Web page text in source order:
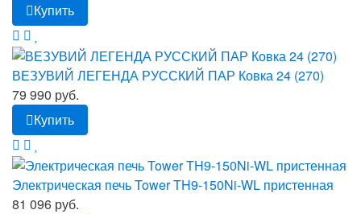
Купить
ВЕЗУВИЙ ЛЕГЕНДА РУССКИЙ ПАР Ковка 24 (270)
79 990 руб.
Купить
Электрическая печь Tower TH9-150Ni-WL пристенная
81 096 руб.